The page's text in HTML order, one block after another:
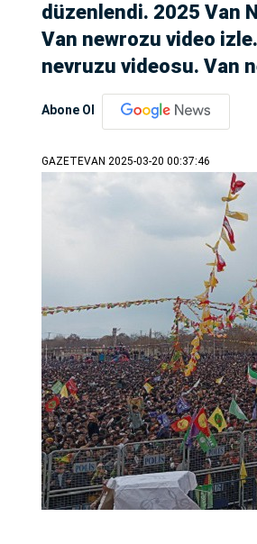
düzenlendi. 2025 Van
Van newrozu video
nevruzu videosu. Van
Abone Ol
GAZETEVAN 2025-03-20 00:37:46